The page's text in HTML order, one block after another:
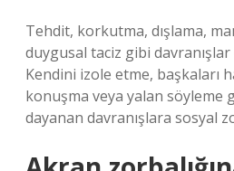
Tehdit, korkutma, dışlama,
duygusal taciz gibi
Kendini izole etme, başkaları
konuşma veya yalan söyleme
dayanan davranışlara sosyal